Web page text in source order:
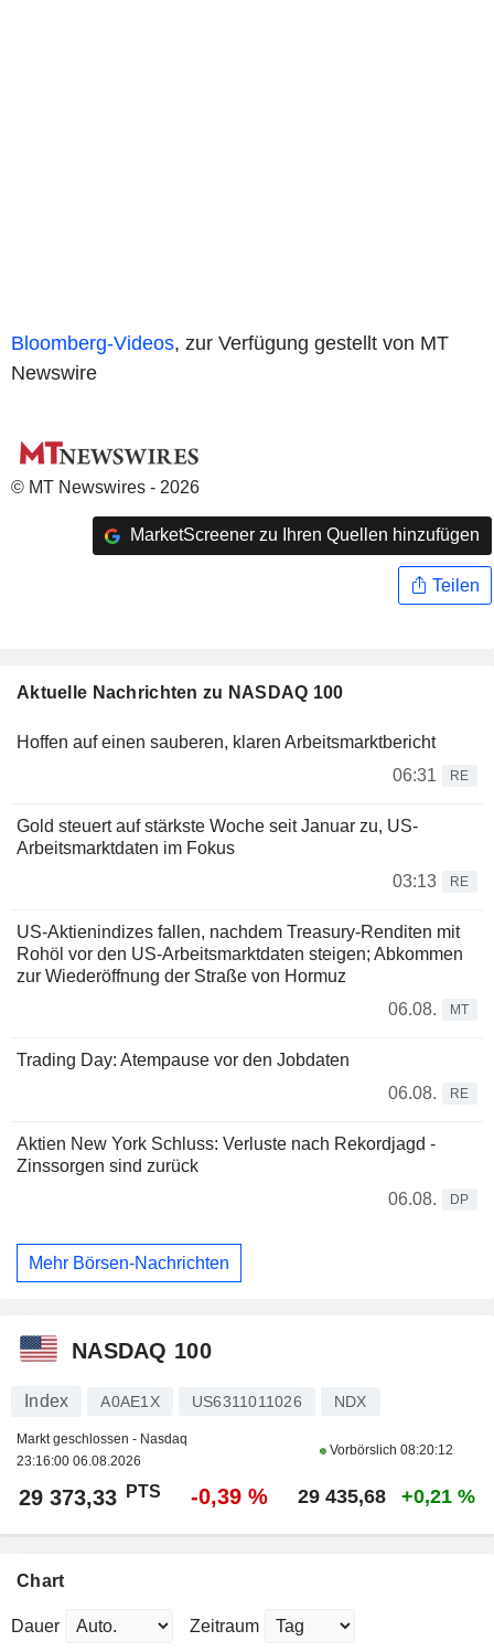
Bloomberg-Videos, zur Verfügung gestellt von MT
Newswire
© MT Newswires - 2026
MarketScreener zu Ihren Quellen hinzufügen
Teilen
Aktuelle Nachrichten zu NASDAQ 100
Hoffen auf einen sauberen, klaren Arbeitsmarktbericht
06:31
RE
Gold steuert auf stärkste Woche seit Januar zu, US-
Arbeitsmarktdaten im Fokus
03:13
RE
US-Aktienindizes fallen, nachdem Treasury-Renditen mit
Rohöl vor den US-Arbeitsmarktdaten steigen; Abkommen
zur Wiederöffnung der Straße von Hormuz
06.08.
MT
Trading Day: Atempause vor den Jobdaten
06.08.
RE
Aktien New York Schluss: Verluste nach Rekordjagd -
Zinssorgen sind zurück
06.08.
DP
Mehr Börsen-Nachrichten
NASDAQ 100
Index A0AE1X US6311011026 NDX
Markt geschlossen - Nasdaq
23:16:00 06.08.2026
Vorbörslich 08:20:12
29 373,33 PTS -0,39 % 29 435,68 +0,21 %
Chart
Dauer Zeitraum